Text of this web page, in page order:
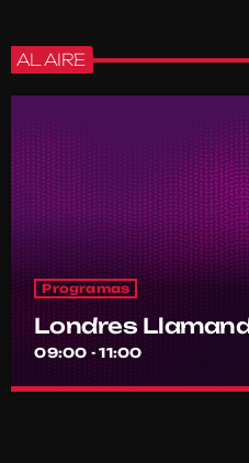
AL AIRE
Programas
Londres
09:00 - 11:00